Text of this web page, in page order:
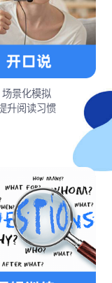
场景化模拟
升阅读习惯